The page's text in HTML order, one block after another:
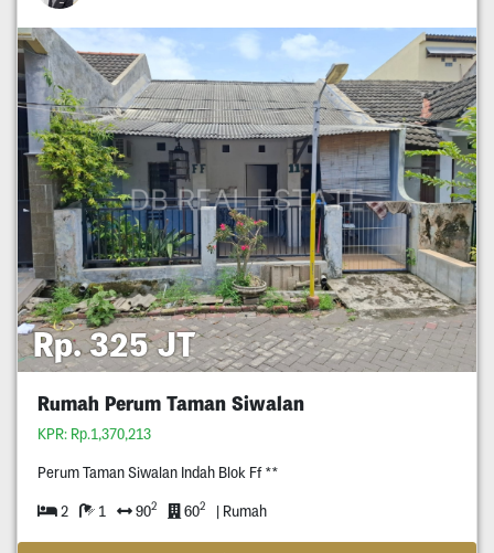
Rp. 325 JT
Rumah Perum Taman Siwalan
KPR: Rp.1,370,213
Perum Taman Siwalan Indah Blok Ff **
2 1 902 602 | Rumah